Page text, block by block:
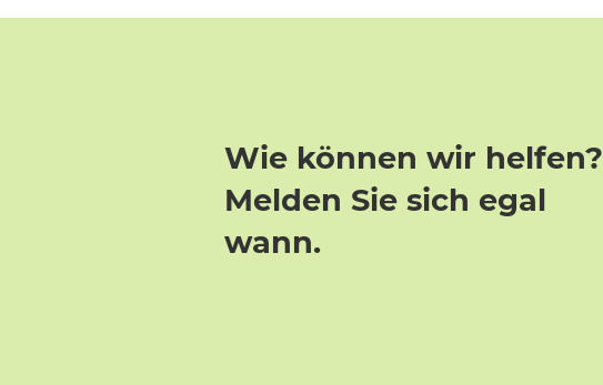
Wie können wir helfen?
Melden Sie sich egal
wann.